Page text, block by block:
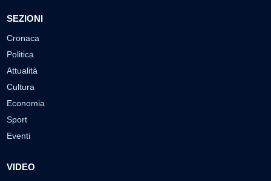
SEZIONI
Cronaca
Politica
Attualità
Cultura
Economia
Sport
Eventi
VIDEO